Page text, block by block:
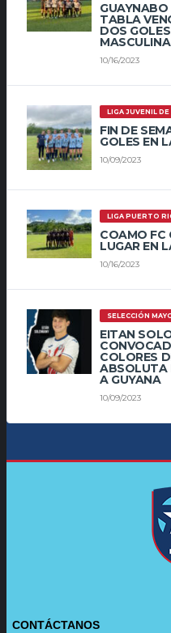
TABLA
DOS
MASCULINA
10/16/2023
LIGA JUVENIL
FIN DE
GOLES EN
10/09/2023
LIGA PUERTO
COAMO FC
LUGAR EN
10/16/2023
SELECCIÓN
EITAN
COLORES
ABSOLUTA
A GUYANA
10/09/2023
CONTÁCTANOS